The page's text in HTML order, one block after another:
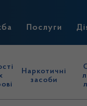
Послуги
Наркотичні
засоби